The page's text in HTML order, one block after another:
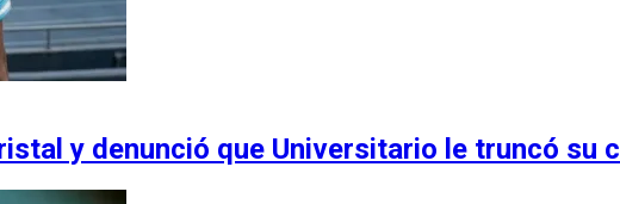
y denunció que Universitario le truncó su